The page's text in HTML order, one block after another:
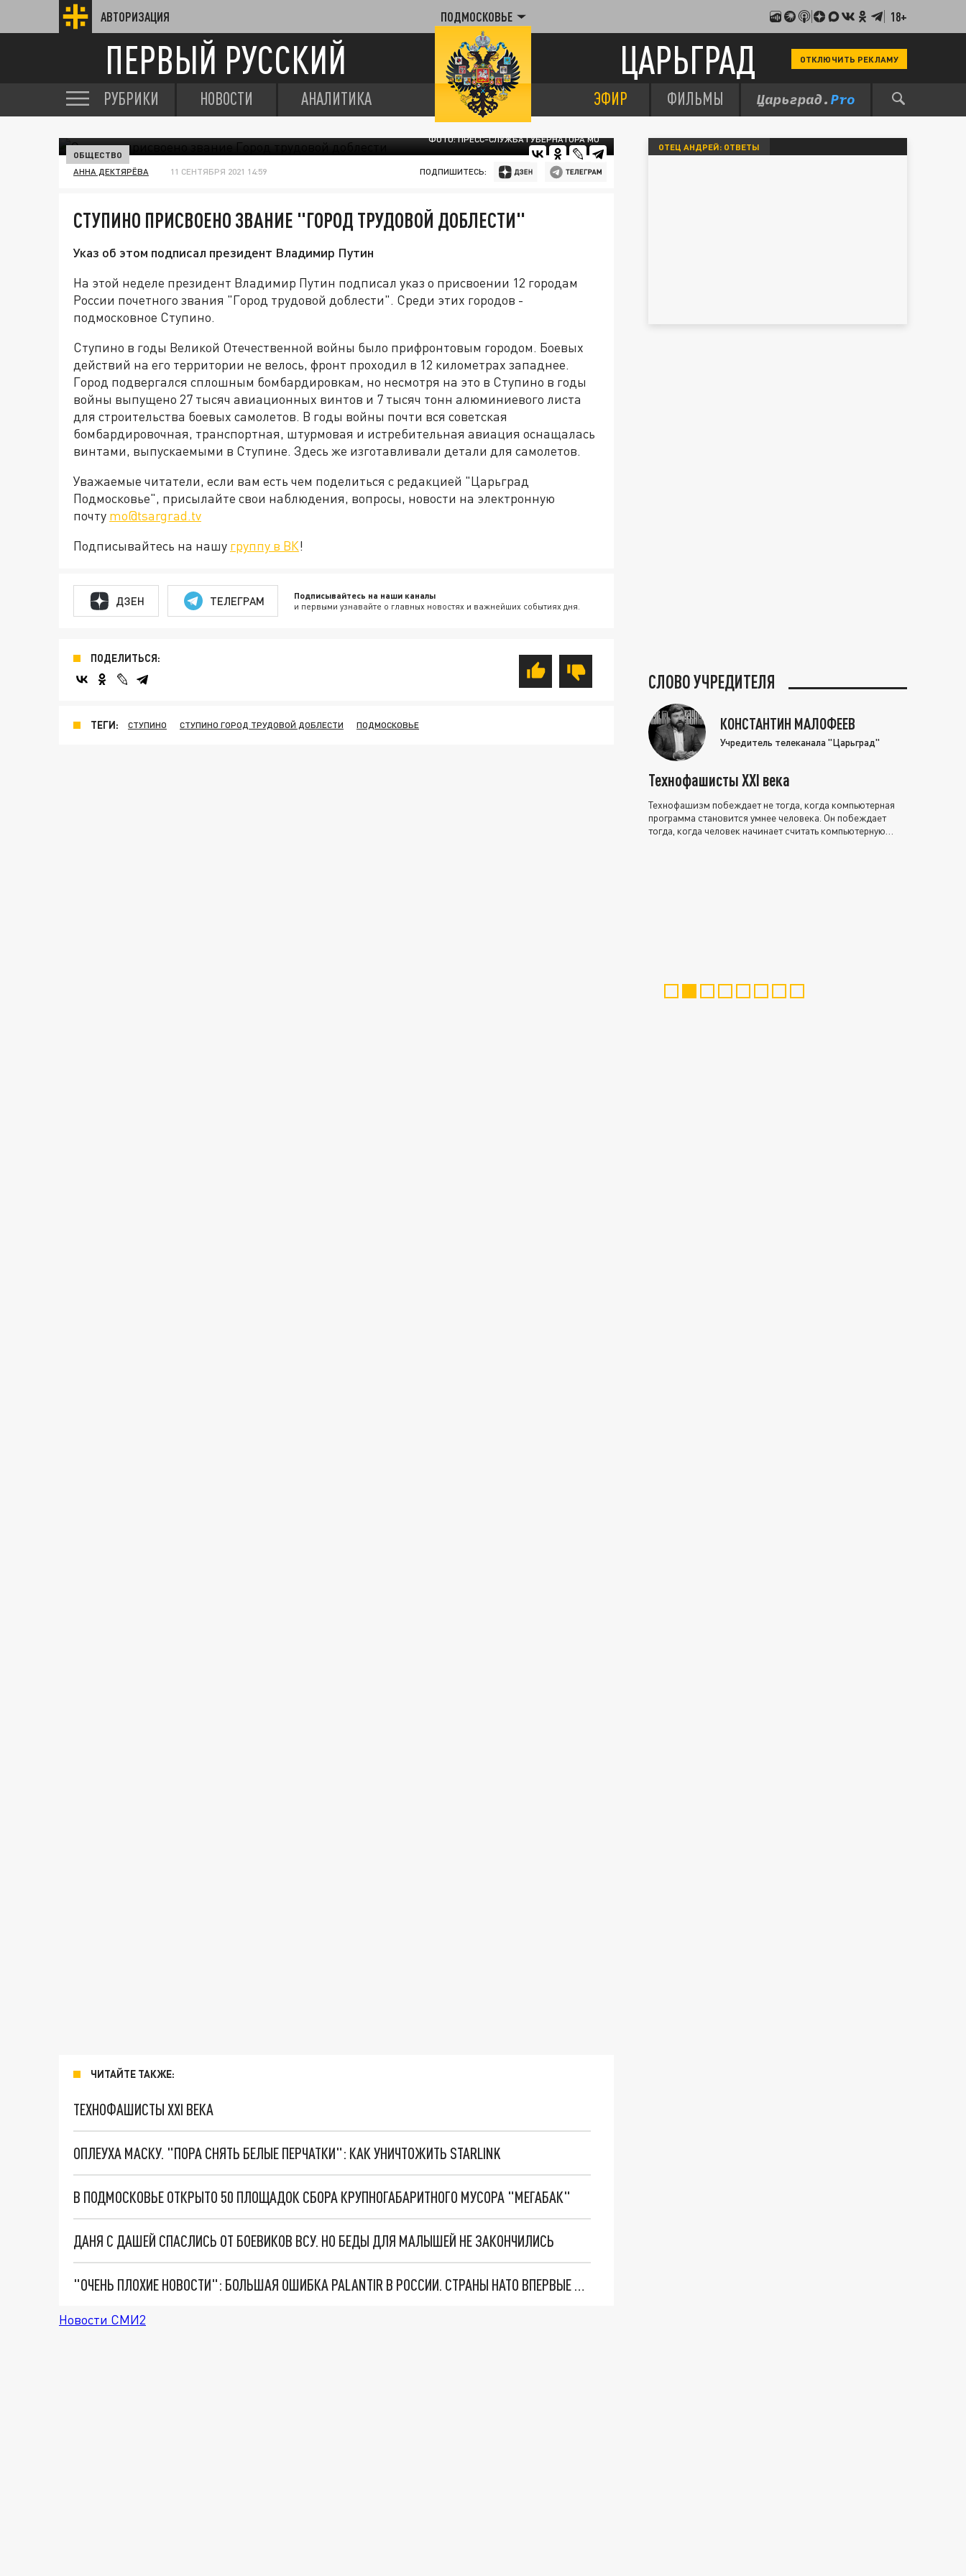
АВТОРИЗАЦИЯ ПОДМОСКОВЬЕ 18+
ПЕРВЫЙ РУССКИЙ ЦАРЬГРАД ОТКЛЮЧИТЬ РЕКЛАМУ
РУБРИКИ НОВОСТИ АНАЛИТИКА ЭФИР ФИЛЬМЫ
ФОТО: ПРЕСС-СЛУЖБА ГУБЕРНАТОРА МО
ОБЩЕСТВО
АННА ДЕКТЯРЁВА 11 СЕНТЯБРЯ 2021 14:59 ПОДПИШИТЕСЬ:
СТУПИНО ПРИСВОЕНО ЗВАНИЕ "ГОРОД ТРУДОВОЙ ДОБЛЕСТИ"
Указ об этом подписал президент Владимир Путин
На этой неделе президент Владимир Путин подписал указ о присвоении 12 городам
России почетного звания "Город трудовой доблести". Среди этих городов -
подмосковное Ступино.
Ступино в годы Великой Отечественной войны было прифронтовым городом. Боевых
действий на его территории не велось, фронт проходил в 12 километрах западнее.
Город подвергался сплошным бомбардировкам, но несмотря на это в Ступино в годы
войны выпущено 27 тысяч авиационных винтов и 7 тысяч тонн алюминиевого листа
для строительства боевых самолетов. В годы войны почти вся советская
бомбардировочная, транспортная, штурмовая и истребительная авиация оснащалась
винтами, выпускаемыми в Ступине. Здесь же изготавливали детали для самолетов.
Уважаемые читатели, если вам есть чем поделиться с редакцией "Царьград
Подмосковье", присылайте свои наблюдения, вопросы, новости на электронную
почту mo@tsargrad.tv
Подписывайтесь на нашу группу в ВК!
ДЗЕН ТЕЛЕГРАМ Подписывайтесь на наши каналы
и первыми узнавайте о главных новостях и важнейших событиях дня.
ПОДЕЛИТЬСЯ:
ТЕГИ: СТУПИНО СТУПИНО ГОРОД ТРУДОВОЙ ДОБЛЕСТИ ПОДМОСКОВЬЕ
ЧИТАЙТЕ ТАКЖЕ:
ТЕХНОФАШИСТЫ XXI ВЕКА
ОПЛЕУХА МАСКУ. "ПОРА СНЯТЬ БЕЛЫЕ ПЕРЧАТКИ": КАК УНИЧТОЖИТЬ STARLINK
В ПОДМОСКОВЬЕ ОТКРЫТО 50 ПЛОЩАДОК СБОРА КРУПНОГАБАРИТНОГО МУСОРА "МЕГАБАК"
ДАНЯ С ДАШЕЙ СПАСЛИСЬ ОТ БОЕВИКОВ ВСУ. НО БЕДЫ ДЛЯ МАЛЫШЕЙ НЕ ЗАКОНЧИЛИСЬ
"ОЧЕНЬ ПЛОХИЕ НОВОСТИ": БОЛЬШАЯ ОШИБКА PALANTIR В РОССИИ. СТРАНЫ НАТО ВПЕРВЫЕ ЗА СВО ОСТАНОВИЛИ ПОСТАВКИ ОРУЖИЯ. ВСУ ТЕРЯЮТ ПРИГРАНИЧЬЕ?
Новости СМИ2
ОТЕЦ АНДРЕЙ: ОТВЕТЫ
СЛОВО УЧРЕДИТЕЛЯ
КОНСТАНТИН МАЛОФЕЕВ
Учредитель телеканала "Царьград"
Технофашисты XXI века
Технофашизм побеждает не тогда, когда компьютерная
программа становится умнее человека. Он побеждает
тогда, когда человек начинает считать компьютерную